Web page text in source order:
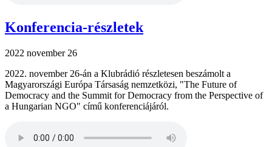
Konferencia-részletek
2022 november 26
2022. november 26-án a Klubrádió részletesen beszámolt a
Magyarországi Európa Társaság nemzetközi, "The Future of
Democracy and the Summit for Democracy from the Perspective of
a Hungarian NGO" című konferenciájáról.